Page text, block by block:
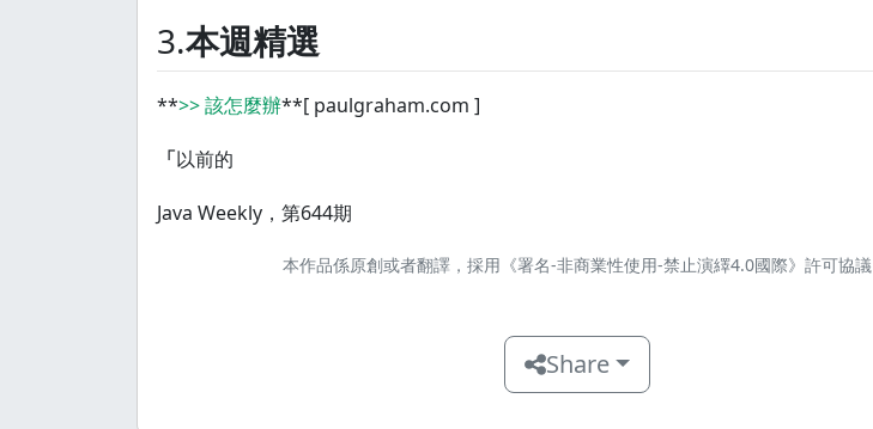
3.本週精選
**>> 該怎麼辦**[ paulgraham.com ]
「以前的
Java Weekly，第644期
本作品係原創或者翻譯， 採用《署名-非商業性使用-禁止演繹4.0國際》許可協議
Share